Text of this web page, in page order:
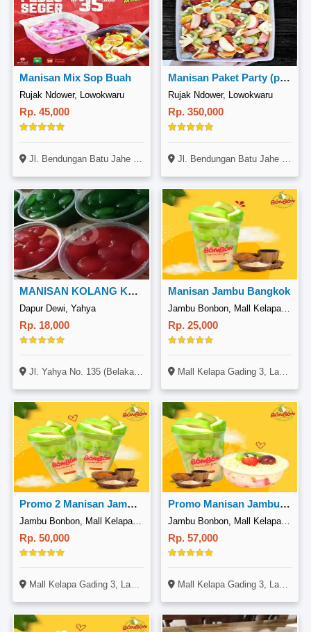
Manisan Mix Sop Buah
Rujak Ndower, Lowokwaru
Rp. 45,000
Jl. Bendungan Batu Jahe No. 11, Lowokwaru, Malang
Manisan Paket Party (porsi 10-15org)
Rujak Ndower, Lowokwaru
Rp. 350,000
Jl. Bendungan Batu Jahe No. 11, Lowokwaru, Malang
MANISAN KOLANG KALING UKURAN 300ml
Dapur Dewi, Yahya
Rp. 18,000
Jl. Yahya No. 135 (Belakang SMA Future Gate), Jatiasih, Bekasi
Manisan Jambu Bangkok
Jambu Bonbon, Mall Kelapa Gading 3
Rp. 25,000
Mall Kelapa Gading 3, Lantai 3, Jl. Boulevard Raya, Kelapa Gading, Jakarta Utara
Promo 2 Manisan Jambu Bangkok
Jambu Bonbon, Mall Kelapa Gading 3
Rp. 50,000
Mall Kelapa Gading 3, Lantai 3, Jl. Boulevard Raya, Kelapa Gading, Jakarta Utara
Promo Manisan Jambu dan Salad Buah
Jambu Bonbon, Mall Kelapa Gading 3
Rp. 57,000
Mall Kelapa Gading 3, Lantai 3, Jl. Boulevard Raya, Kelapa Gading, Jakarta Utara